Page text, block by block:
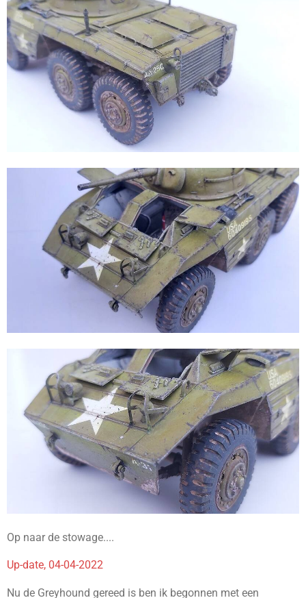
Op naar de stowage....
Up-date, 04-04-2022
Nu de Greyhound gereed is ben ik begonnen met een